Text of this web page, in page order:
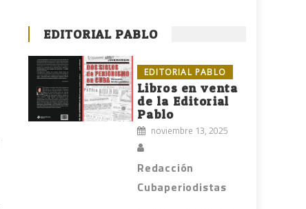
EDITORIAL PABLO
EDITORIAL PABLO
Libros en venta
de la Editorial
Pablo
noviembre 13, 2025
Redacción
Cubaperiodistas